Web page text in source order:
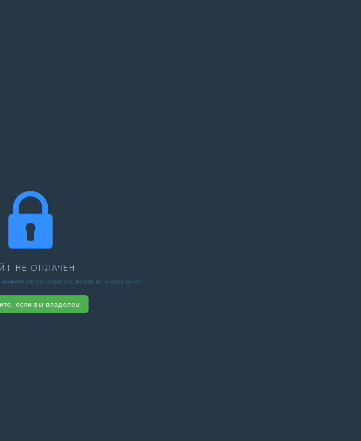
НЕ ОПЛАЧЕН
можете авторизоваться, нажав на кнопку ниже
если вы владелец